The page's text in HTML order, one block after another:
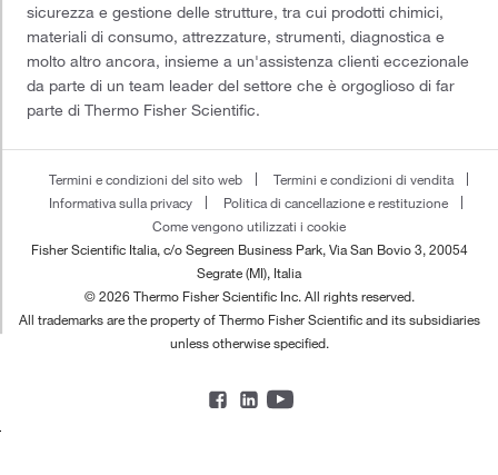
sicurezza e gestione delle strutture, tra cui prodotti chimici,
materiali di consumo, attrezzature, strumenti, diagnostica e
molto altro ancora, insieme a un'assistenza clienti eccezionale
da parte di un team leader del settore che è orgoglioso di far
parte di Thermo Fisher Scientific.
Termini e condizioni del sito web
Termini e condizioni di vendita
Informativa sulla privacy
Politica di cancellazione e restituzione
Come vengono utilizzati i cookie
Fisher Scientific Italia, c/o Segreen Business Park, Via San Bovio 3, 20054
Segrate (MI), Italia
© 2026 Thermo Fisher Scientific Inc. All rights reserved.
All trademarks are the property of Thermo Fisher Scientific and its subsidiaries
unless otherwise specified.